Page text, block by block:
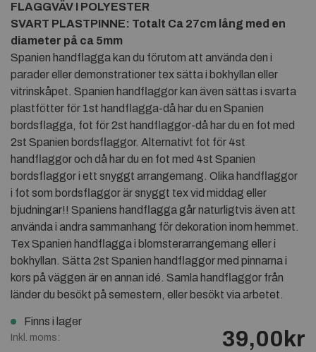
FLAGGVÄV I POLYESTER
SVART PLASTPINNE: Totalt Ca 27cm lång med en
diameter på ca 5mm
Spanien handflagga kan du förutom att använda den i
parader eller demonstrationer tex sätta i bokhyllan eller
vitrinskåpet. Spanien handflaggor kan även sättas i svarta
plastfötter för 1st handflagga-då har du en Spanien
bordsflagga, fot för 2st handflaggor-då har du en fot med
2st Spanien bordsflaggor. Alternativt fot för 4st
handflaggor och då har du en fot med 4st Spanien
bordsflaggor i ett snyggt arrangemang. Olika handflaggor
i fot som bordsflaggor är snyggt tex vid middag eller
bjudningar!! Spaniens handflagga går naturligtvis även att
använda i andra sammanhang för dekoration inom hemmet.
Tex Spanien handflagga i blomsterarrangemang eller i
bokhyllan. Sätta 2st Spanien handflaggor med pinnarna i
kors på väggen är en annan idé. Samla handflaggor från
länder du besökt på semestern, eller besökt via arbetet.
Finns i lager
Inkl. moms: 39,00kr